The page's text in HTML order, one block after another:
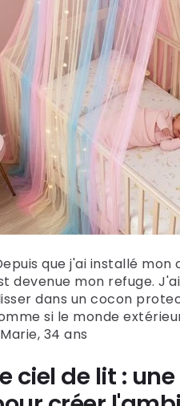
que j'ai installé
devenue mon refuge.
dans un cocon
si le monde
34 ans
ciel de lit :